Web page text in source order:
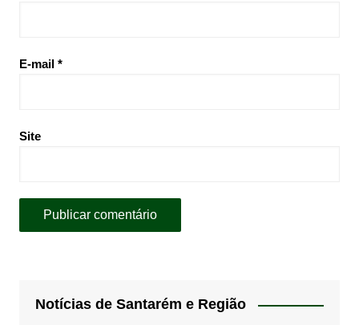
E-mail *
Site
Notícias de Santarém e Região